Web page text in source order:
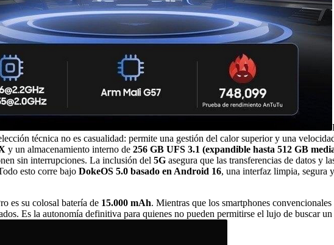
técnica no es casualidad: permite una gestión del calor superior y una
y un almacenamiento interno de 256 GB UFS 3.1 (expandible hasta 512 GB
sin interrupciones. La inclusión del 5G asegura que las transferencias de datos y
esto corre bajo DokeOS 5.0 basado en Android 16, una interfaz limpia, segura
es su colosal batería de 15.000 mAh. Mientras que los smartphones
Es la autonomía definitiva para quienes no pueden permitirse el lujo de buscar